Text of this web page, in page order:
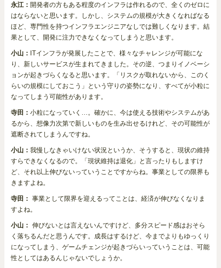
永江： 開発者の方もある程度のインフラは作れるので、全くのゼロに
はならないと思います。しかし、システムの規模が大きくなればなる
ほど、専門性を持つインフラエンジニアなしでは難しくなります。結
果として、開発に注力できなくなってしまうと思います。
小山： ITインフラが発展したことで、様々なチャレンジが可能にな
り、新しいサービスが生まれてきました。その逆、つまりイノベーシ
ョンが起きづらくなると思います。「リスクが取れないから、このく
らいの規模にしておこう」という守りの姿勢になり、すべてが小粒に
なってしまう可能性があります。
寺田： 小粒になっていく…。確かに、今は使える技術やシステムがあ
るから、想像力次第で新しいものを生み出せるけれど、その可能性が
遮断されてしまうんですね。
小山： 我慢しなきゃいけない状況というか、そうすると、現状の維持
すらできなくなるので。「現状維持は退化」と言ったりもしますけ
ど、それ以上伸びないっていうことですからね。事業としての限界も
きますよね。
寺田： 事業として限界を迎えるってことは、経済が伸びなくなりま
すよね。
小山： 伸びないとは言えないんですけど、多分スピード感はおそら
く落ちるんだと思うんです。成長はするけど、今までよりもゆっくり
になってしまう、ゲームチェンジが起きづらいっていうことは、可能
性としてはあるんじゃないでしょうか。